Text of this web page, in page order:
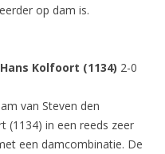
op dam is.
Kolfoort (1134) 2-0
van Steven den
(1134) in een reeds zeer
een damcombinatie. De